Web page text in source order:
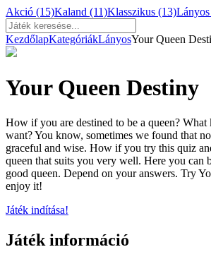
Akció (15)Kaland (11)Klasszikus (13)Lányos
KezdőlapKategóriákLányosYour Queen
Your Queen Destiny
How if you are destined to be a queen?
want? You know, sometimes we found that
graceful and wise. How if you try this quiz
queen that suits you very well. Here you can
good queen. Depend on your answers. Try
enjoy it!
Játék indítása!
Játék információ